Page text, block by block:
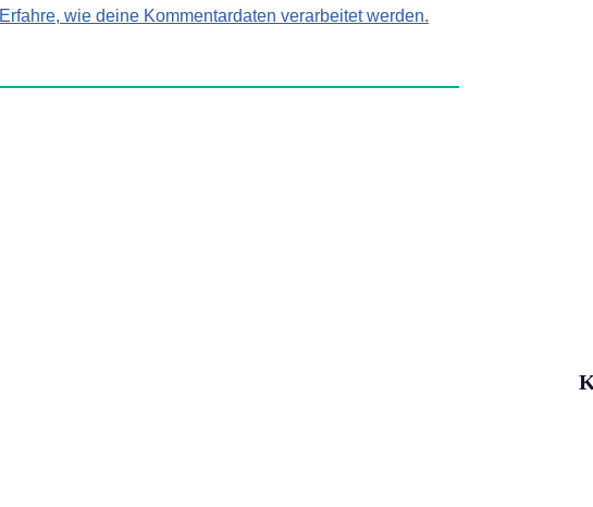
Erfahre, wie deine Kommentardaten verarbeitet werden.